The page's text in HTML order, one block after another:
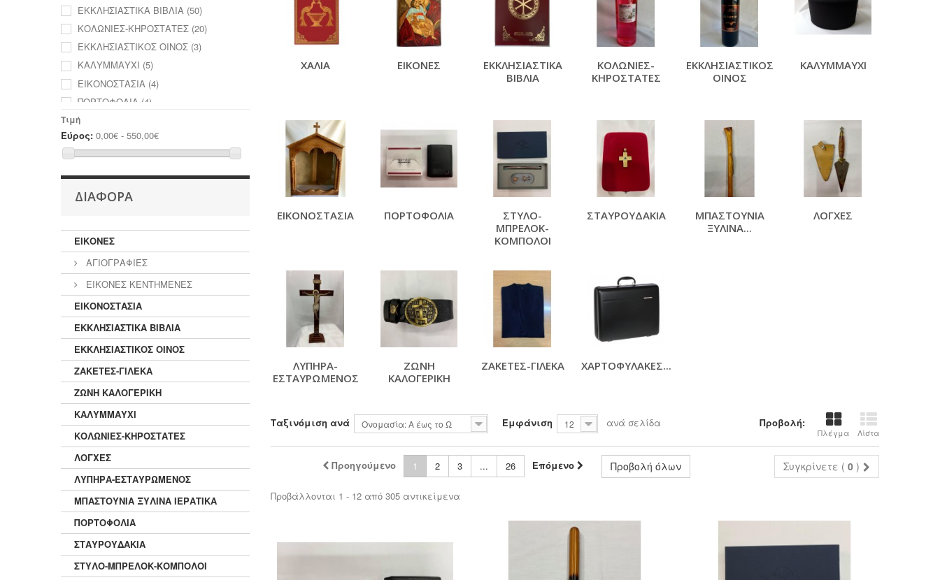
ΕΚΚΛΗΣΙΑΣΤΙΚΑ ΒΙΒΛΙΑ (50)
ΚΟΛΩΝΙΕΣ-ΚΗΡΟΣΤΑΤΕΣ (20)
ΕΚΚΛΗΣΙΑΣΤΙΚΟΣ ΟΙΝΟΣ (3)
ΚΑΛΥΜΜΑΥΧΙ (5)
ΕΙΚΟΝΟΣΤΑΣΙΑ (4)
ΠΟΡΤΟΦΟΛΙΑ (4)
ΣΤΥΛΟ-ΜΠΡΕΛΟΚ-ΚΟΜΠΟΛΟΙ
ΣΤΑΥΡΟΥΔΑΚΙΑ(1)
ΜΠΑΣΤΟΥΝΙΑ ΞΥΛΙΝΑ ΙΕΡΑΤΙΚΑ(4)
ΛΟΓΧΕΣ(15)
ΛΥΠΗΡΑ-ΕΣΤΑΥΡΩΜΕΝΟΣ
ΖΑΚΕΤΕΣ-ΓΙΛΕΚΑ(2)
ΧΑΡΤΟΦΥΛΑΚΕΣ (ΑΠΟΘΗΚΕΥΣΗ
ΡΟΥΧΩΝ)(3)
Τιμή
Εύρος: 0,00€ - 550,00€
ΔΙΆΦΟΡΑ
ΕΙΚΟΝΕΣ
ΑΓΙΟΓΡΑΦΙΕΣ
ΕΙΚΟΝΕΣ ΚΕΝΤΗΜΕΝΕΣ
ΕΙΚΟΝΟΣΤΑΣΙΑ
ΕΚΚΛΗΣΙΑΣΤΙΚΑ ΒΙΒΛΙΑ
ΕΚΚΛΗΣΙΑΣΤΙΚΟΣ ΟΙΝΟΣ
ΖΑΚΕΤΕΣ-ΓΙΛΕΚΑ
ΖΩΝΗ ΚΑΛΟΓΕΡΙΚΗ
ΚΑΛΥΜΜΑΥΧΙ
ΚΟΛΩΝΙΕΣ-ΚΗΡΟΣΤΑΤΕΣ
ΛΟΓΧΕΣ
ΛΥΠΗΡΑ-ΕΣΤΑΥΡΩΜΕΝΟΣ
ΜΠΑΣΤΟΥΝΙΑ ΞΥΛΙΝΑ ΙΕΡΑΤΙΚΑ
ΠΟΡΤΟΦΟΛΙΑ
ΣΤΑΥΡΟΥΔΑΚΙΑ
ΣΤΥΛΟ-ΜΠΡΕΛΟΚ-ΚΟΜΠΟΛΟΙ
ΧΑΛΙΆ ΕΙΚΟΝΕΣ
ΕΚΚΛΗΣΙΑΣΤΙΚΑ
ΒΙΒΛΙΑ
ΚΟΛΩΝΙΕΣ-
ΚΗΡΟΣΤΑΤΕΣ
ΕΚΚΛΗΣΙΑΣΤΙΚΟΣ
ΟΙΝΟΣ
ΚΑΛΥΜΜΑΥΧΙ
ΕΙΚΟΝΟΣΤΑΣΙΑ ΠΟΡΤΟΦΟΛΙΑ
ΣΤΥΛΟ-
ΜΠΡΕΛΟΚ-
ΚΟΜΠΟΛΟΙ
ΣΤΑΥΡΟΥΔΑΚΙΑ
ΜΠΑΣΤΟΥΝΙΑ
ΞΥΛΙΝΑ...
ΛΟΓΧΕΣ
ΛΥΠΗΡΑ-
ΕΣΤΑΥΡΩΜΕΝΟΣ
ΖΩΝΗ
ΚΑΛΟΓΕΡΙΚΗ
ΖΑΚΕΤΕΣ-ΓΙΛΕΚΑ ΧΑΡΤΟΦΥΛΑΚΕΣ...
Προβολή:
Πλέγμα Λίστα
Ταξινόμιση ανά Ονομασία: Α έως το Ω Εμφάνιση 12 ανά σελίδα
Συγκρίνετε ( 0 )
Προβολή όλων
Προηγούμενο 1 2 3 ... 26 Επόμενο
Προβάλλονται 1 - 12 από 305 αντικείμενα